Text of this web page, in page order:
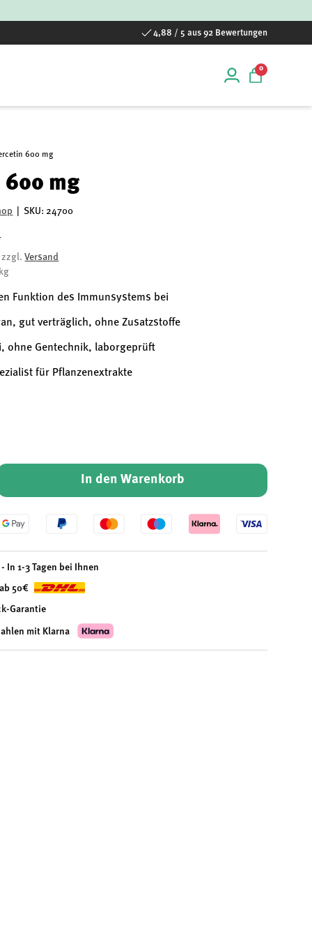
4,88 / 5 aus 92 Bewertungen
Einloggen
00 Artikel
600 mg
mg
SKU: 24700
zzgl.Versand
Funktion des Immunsystems bei
gut verträglich, ohne Zusatzstoffe
ohne Gentechnik, laborgeprüft
für Pflanzenextrakte
In den Warenkorb
In 1-3 Tagen bei Ihnen
50€
Garantie
mit Klarna